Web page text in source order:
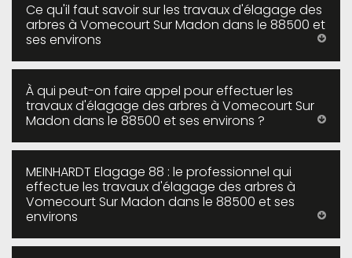
Ce qu'il faut savoir sur les travaux d'élagage des
arbres à Vomecourt Sur Madon dans le 88500 et
ses environs
À qui peut-on faire appel pour effectuer les
travaux d'élagage des arbres à Vomecourt Sur
Madon dans le 88500 et ses environs ?
MEINHARDT Elagage 88 : le professionnel qui
effectue les travaux d'élagage des arbres à
Vomecourt Sur Madon dans le 88500 et ses
environs